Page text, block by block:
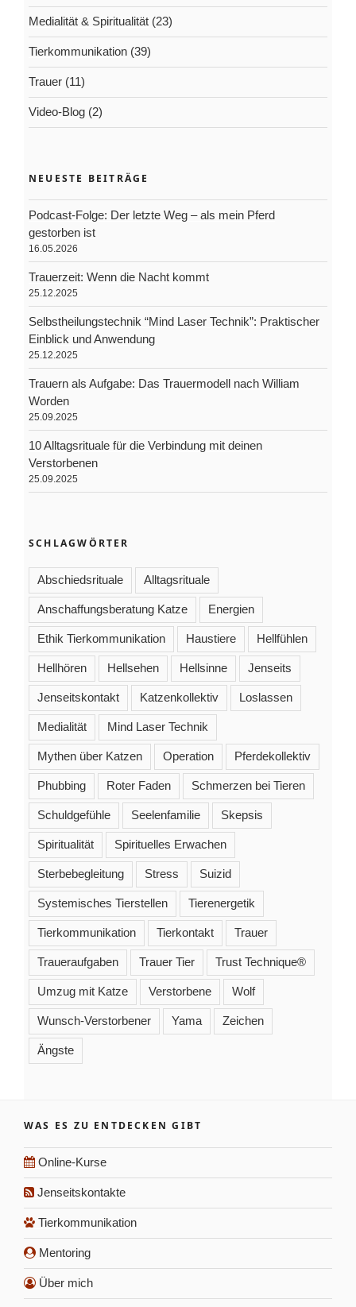
Medialität & Spiritualität (23)
Tierkommunikation (39)
Trauer (11)
Video-Blog (2)
NEUESTE BEITRÄGE
Podcast-Folge: Der letzte Weg – als mein Pferd
gestorben ist
16.05.2026
Trauerzeit: Wenn die Nacht kommt
25.12.2025
Selbstheilungstechnik “Mind Laser Technik”: Praktischer
Einblick und Anwendung
25.12.2025
Trauern als Aufgabe: Das Trauermodell nach William
Worden
25.09.2025
10 Alltagsrituale für die Verbindung mit deinen
Verstorbenen
25.09.2025
SCHLAGWÖRTER
Abschiedsrituale Alltagsrituale
Anschaffungsberatung Katze Energien
Ethik Tierkommunikation Haustiere Hellfühlen
Hellhören Hellsehen Hellsinne Jenseits
Jenseitskontakt Katzenkollektiv Loslassen
Medialität Mind Laser Technik
Mythen über Katzen Operation Pferdekollektiv
Phubbing Roter Faden Schmerzen bei Tieren
Schuldgefühle Seelenfamilie Skepsis
Spiritualität Spirituelles Erwachen
Sterbebegleitung Stress Suizid
Systemisches Tierstellen Tierenergetik
Tierkommunikation Tierkontakt Trauer
Traueraufgaben Trauer Tier Trust Technique®
Umzug mit Katze Verstorbene Wolf
Wunsch-Verstorbener Yama Zeichen
Ängste
WAS ES ZU ENTDECKEN GIBT
Online-Kurse
Jenseitskontakte
Tierkommunikation
Mentoring
Über mich